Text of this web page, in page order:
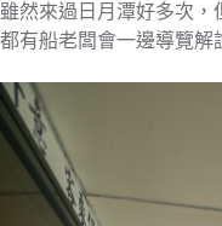
雖然來過日月潭好多次，
都有船老闆會一邊導覽解